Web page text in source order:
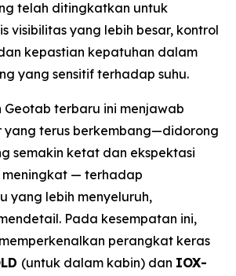
telah ditingkatkan untuk
visibilitas yang lebih besar, kontrol
kepastian kepatuhan dalam
yang sensitif terhadap suhu.
Geotab terbaru ini menjawab
yang terus berkembang—didorong
semakin ketat dan ekspektasi
— terhadap
yang lebih menyeluruh,
Pada kesempatan ini,
perangkat keras
(untuk dalam kabin) dan IOX-